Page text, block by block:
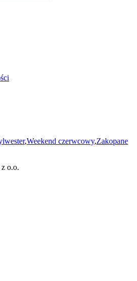
,Weekend czerwcowy,Zakopane
o.o.